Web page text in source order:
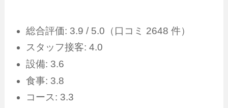
総合評価: 3.9 / 5.0（口コミ 2648 件）
スタッフ接客: 4.0
設備: 3.6
食事: 3.8
コース: 3.3